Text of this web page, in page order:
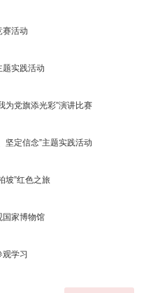
赛活动
实践活动
为党旗添光彩”演讲比赛
坚定信念”主题实践活动
坡”红色之旅
国家博物馆
学习